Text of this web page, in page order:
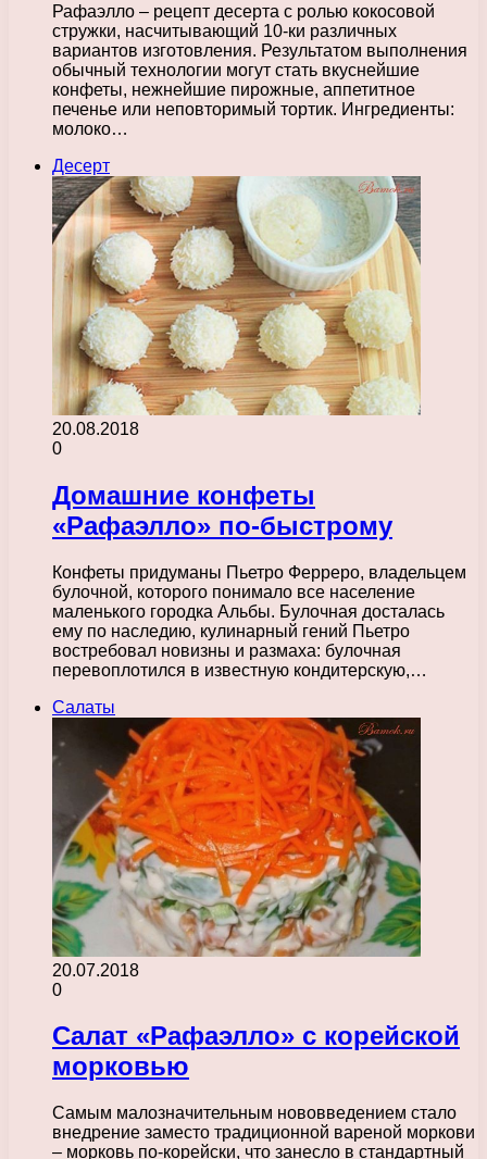
Рафаэлло – рецепт десерта с ролью кокосовой
стружки, насчитывающий 10-ки различных
вариантов изготовления. Результатом выполнения
обычный технологии могут стать вкуснейшие
конфеты, нежнейшие пирожные, аппетитное
печенье или неповторимый тортик. Ингредиенты:
молоко…
Десерт
20.08.2018
0
Домашние конфеты
«Рафаэлло» по-быстрому
Конфеты придуманы Пьетро Ферреро, владельцем
булочной, которого понимало все население
маленького городка Альбы. Булочная досталась
ему по наследию, кулинарный гений Пьетро
востребовал новизны и размаха: булочная
перевоплотился в известную кондитерскую,…
Салаты
20.07.2018
0
Салат «Рафаэлло» с корейской
морковью
Самым малозначительным нововведением стало
внедрение заместо традиционной вареной моркови
– морковь по-корейски, что занесло в стандартный